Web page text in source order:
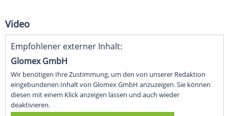
Video
Empfohlener externer Inhalt:
Glomex GmbH
Wir benötigen Ihre Zustimmung, um den von unserer Redaktion
eingebundenen Inhalt von Glomex GmbH anzuzeigen. Sie können
diesen mit einem Klick anzeigen lassen und auch wieder
deaktivieren.